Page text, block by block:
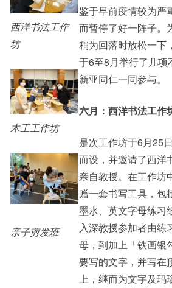
影片库
Staff Engagement
西洋书法工作
坊
木工工作坊
亲子剪发班
鉴于早前疫情较为严
而暂停了好一阵子。
稍为回落时放松一下
于6至8月举行了几
新亚同仁一同参与。
六月：西洋书法工作
是次工作坊于6月25
而设，并邀请了西洋
亲自教授。在工作坊
赠一套书写工具，包
墨水、英文字母练习
入深教授参加者由练
母，到加上「铁画银
要写的文字，并写在
上，继而为文字及玛